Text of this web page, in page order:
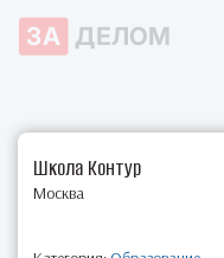
ЗА ДЕЛОМ
Школа Контур
Москва